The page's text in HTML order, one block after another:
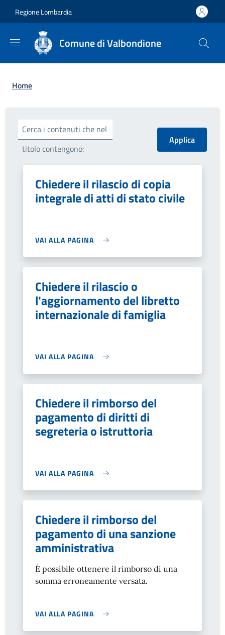
Regione Lombardia
Comune di Valbondione
Briciole di pane
Home
Cerca i contenuti che nel
titolo contengono:
Chiedere il rilascio di copia
integrale di atti di stato civile
VAI ALLA PAGINA
Chiedere il rilascio o
l'aggiornamento del libretto
internazionale di famiglia
VAI ALLA PAGINA
Chiedere il rimborso del
pagamento di diritti di
segreteria o istruttoria
VAI ALLA PAGINA
Chiedere il rimborso del
pagamento di una sanzione
amministrativa
È possibile ottenere il rimborso di una
somma erroneamente versata.
VAI ALLA PAGINA